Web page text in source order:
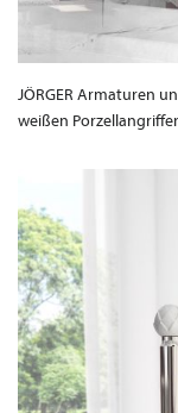
JÖRGER Armaturen
weißen